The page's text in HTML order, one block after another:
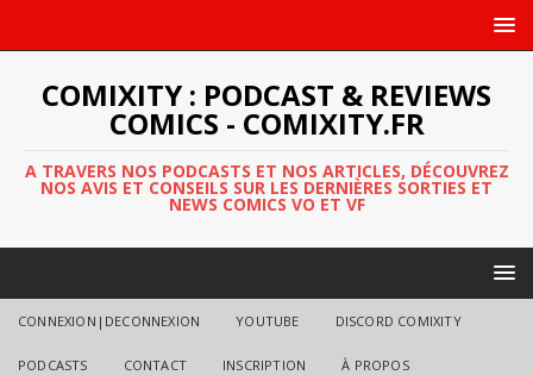
COMIXITY : PODCAST & REVIEWS
COMICS - COMIXITY.FR
A TRAVERS NOS PODCASTS ET NOS ARTICLES, DÉCOUVREZ
NOS AVIS ET CONSEILS SUR LES DERNIÈRES SORTIES ET
NEWS COMICS VO ET VF
CONNEXION|DECONNEXION YOUTUBE DISCORD COMIXITY
PODCASTS CONTACT INSCRIPTION À PROPOS